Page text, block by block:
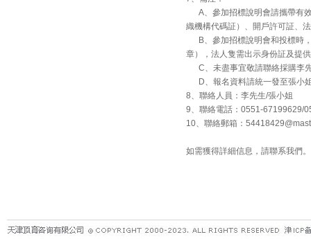
A、參加招標說明會請攜帶有
織機構代碼証）、開戶許可証、
B、參加招標說明會和投標時
章），法人隻需出示身份証及提
C、未盡事宜敬請聯絡採購李
D、報名資料請統一發至張小
8、聯絡人員：李先生/張小姐
9、聯絡電話： 0551-67199629/
10、聯絡郵箱：
如需獲得詳細信息，請聯系我們。